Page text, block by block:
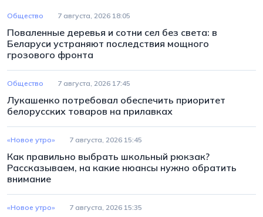
Общество 7 августа, 2026 18:05
Поваленные деревья и сотни сел без света: в
Беларуси устраняют последствия мощного
грозового фронта
Общество 7 августа, 2026 17:45
Лукашенко потребовал обеспечить приоритет
белорусских товаров на прилавках
«Новое утро» 7 августа, 2026 15:45
Как правильно выбрать школьный рюкзак?
Рассказываем, на какие нюансы нужно обратить
внимание
«Новое утро» 7 августа, 2026 15:35